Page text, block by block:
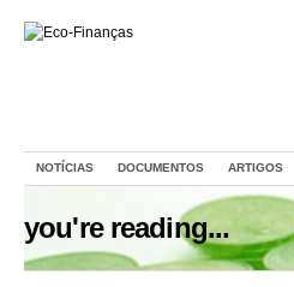
NOTÍCIAS DOCUMENTOS ARTIGOS
you're reading...